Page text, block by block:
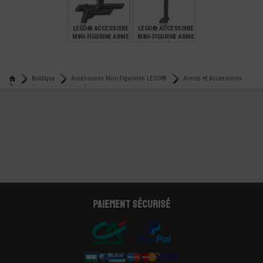
0,10
LEGO® ACCESSOIRE
MINI-FIGURINE ARME
LEGO® ACCESSOIRE
MINI-FIGURINE ARME
Boutique
Accessoires Mini-Figurines LEGO®
Armes et Accessoires
Lego® accessoire mini-figurine jet-pack super héros
Paiement sécurisé